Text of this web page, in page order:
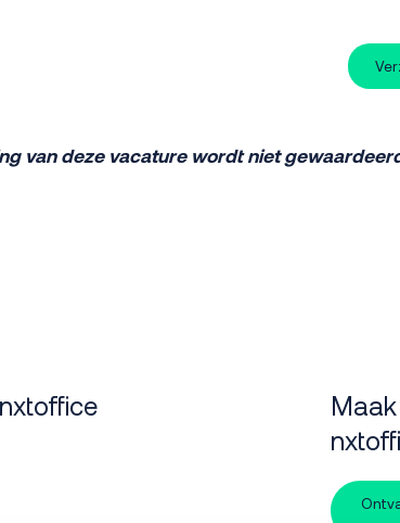
van deze vacature wordt niet